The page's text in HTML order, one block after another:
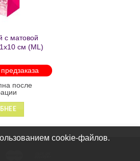
с матовой
см (ML)
после
cookie-файлов.